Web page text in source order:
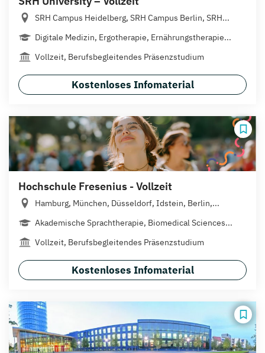
SRH Campus Heidelberg, SRH Campus Berlin, SRH...
Digitale Medizin, Ergotherapie, Ernährungstherapie...
Vollzeit, Berufsbegleitendes Präsenzstudium
Kostenloses Infomaterial
Hochschule Fresenius - Vollzeit
Hamburg, München, Düsseldorf, Idstein, Berlin,...
Akademische Sprachtherapie, Biomedical Sciences...
Vollzeit, Berufsbegleitendes Präsenzstudium
Kostenloses Infomaterial